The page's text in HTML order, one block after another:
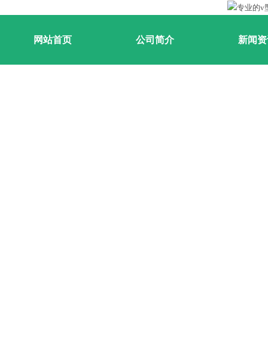
网站首页 公司简介 新闻